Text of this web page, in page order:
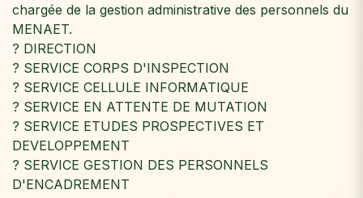
chargée de la gestion administrative des personnels du
MENAET.
? DIRECTION
? SERVICE CORPS D'INSPECTION
? SERVICE CELLULE INFORMATIQUE
? SERVICE EN ATTENTE DE MUTATION
? SERVICE ETUDES PROSPECTIVES ET
DEVELOPPEMENT
? SERVICE GESTION DES PERSONNELS
D'ENCADREMENT